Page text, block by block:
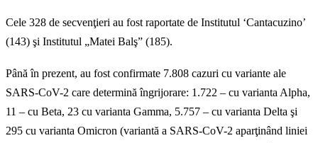
Cele 328 de secvenţieri au fost raportate de Institutul ‘Cantacuzino’
(143) şi Institutul „Matei Balş” (185).
Până în prezent, au fost confirmate 7.808 cazuri cu variante ale
SARS-CoV-2 care determină îngrijorare: 1.722 – cu varianta Alpha,
11 – cu Beta, 23 cu varianta Gamma, 5.757 – cu varianta Delta şi
295 cu varianta Omicron (variantă a SARS-CoV-2 aparţinând liniei